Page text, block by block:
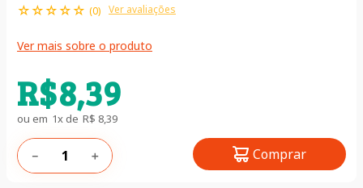
☆☆☆☆☆ (0) Ver avaliações
Ver mais sobre o produto
R$8,39
ou em 1x de R$ 8,39
＋
－ Comprar